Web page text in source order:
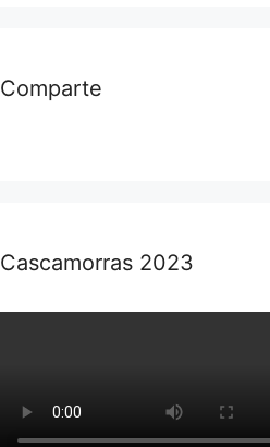
Comparte
Cascamorras 2023